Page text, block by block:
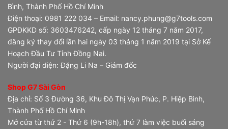
Bình, Thành Phố Hồ Chí Minh
Điện thoại: 0981 222 034 – Email: nancy.phung@g7tools.com
GPĐKKD số: 3603476242, cấp ngày 12 tháng 7 năm 2017,
đăng ký thay đổi lần hai ngày 03 tháng 1 năm 2019 tại Sở Kế
Hoạch Đầu Tư Tỉnh Đồng Nai.
Người đại diện: Đặng Li Na – Giám đốc
Shop G7 Sài Gòn
Địa chỉ: Số 3 Đường 36, Khu Đô Thị Vạn Phúc, P. Hiệp Bình,
Thành Phố Hồ Chí Minh
Mở cửa từ thứ 2 - Thứ 6 (9h-18h), thứ 7 làm việc buổi sáng